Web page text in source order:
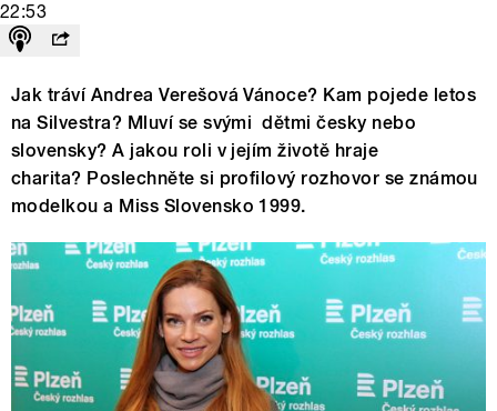
22:53
Jak tráví Andrea Verešová Vánoce? Kam pojede letos
na Silvestra? Mluví se svými dětmi česky nebo
slovensky? A jakou roli v jejím životě hraje
charita? Poslechněte si profilový rozhovor se známou
modelkou a Miss Slovensko 1999.